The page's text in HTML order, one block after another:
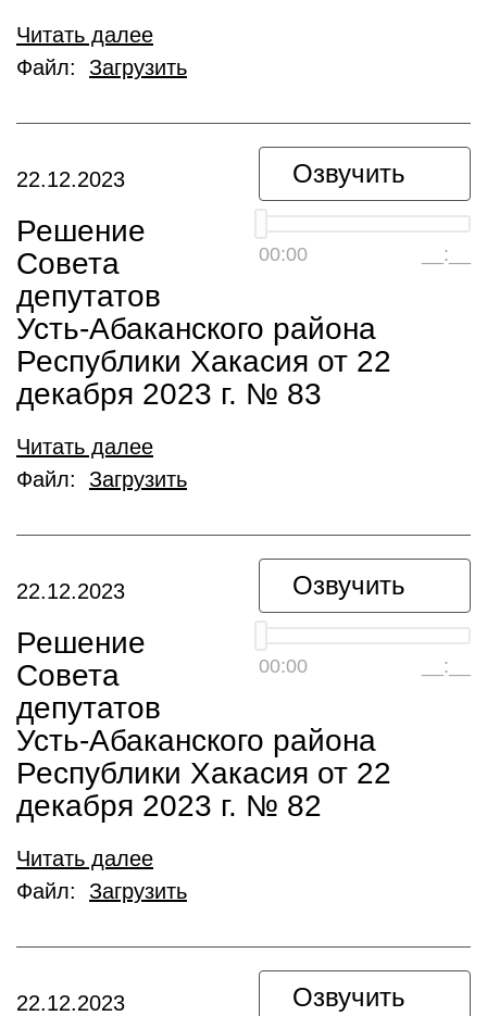
Читать далее
Файл: Загрузить
Озвучить
00:00 __:__
22.12.2023
Решение
Совета
депутатов
Усть-Абаканского района
Республики Хакасия от 22
декабря 2023 г. № 83
Читать далее
Файл: Загрузить
Озвучить
00:00 __:__
22.12.2023
Решение
Совета
депутатов
Усть-Абаканского района
Республики Хакасия от 22
декабря 2023 г. № 82
Читать далее
Файл: Загрузить
Озвучить
22.12.2023